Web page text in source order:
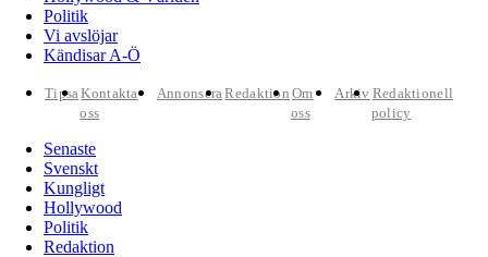
Politik
Vi avslöjar
Kändisar A-Ö
TipsaKontakta
oss
AnnonseraRedaktion Om
oss
Arkiv Redaktionell
policy
Senaste
Svenskt
Kungligt
Hollywood
Politik
Redaktion